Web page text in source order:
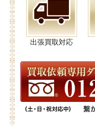
出張買取対応